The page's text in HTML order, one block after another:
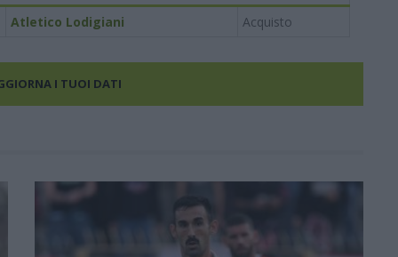
Atletico Lodigiani Acquisto
I TUOI DATI